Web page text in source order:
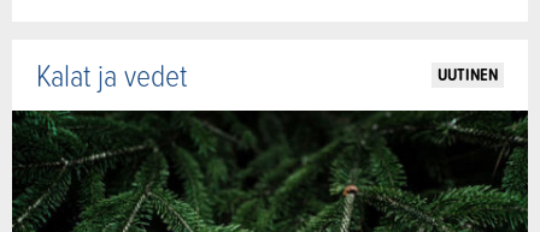
Kalat ja vedet UUTINEN